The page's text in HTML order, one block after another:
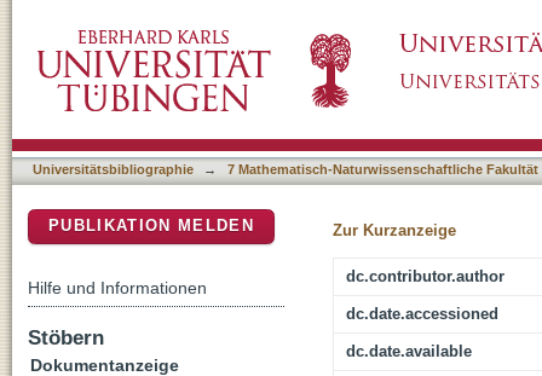
Chew Bahir, southern Ethiopia
Universitätsbibliographie → 7 Mathematisch-Naturwissenschaftliche Fakultät
Zur Kurzanzeige
dc.contributor.author
dc.date.accessioned
dc.date.available
PUBLIKATION MELDEN
Hilfe und Informationen
Stöbern
Dokumentanzeige